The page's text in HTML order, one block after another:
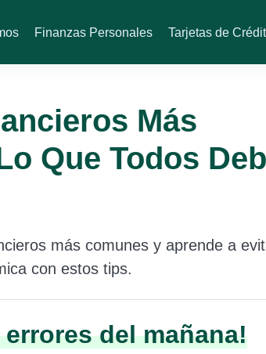
Finanzas Personales Tarjetas de
Más
Que Todos
más comunes y aprende a
con estos tips.
del mañana!